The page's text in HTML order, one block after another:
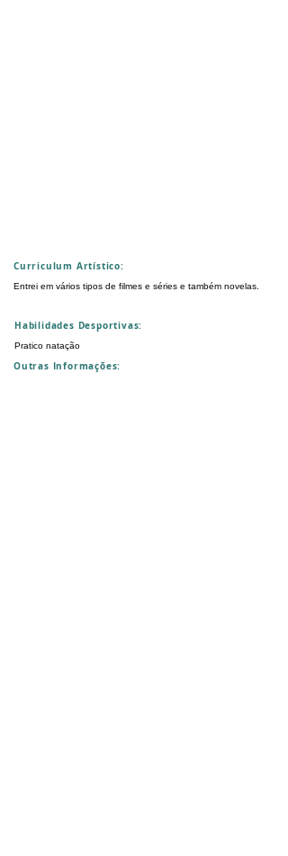
Curriculum Artístico:
Entrei em vários tipos de filmes e séries e também novelas.
Habilidades Desportivas:
Pratico natação
Outras Informações: